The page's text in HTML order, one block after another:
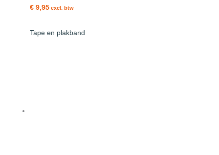
€ 9,95 excl. btw
Tape en plakband